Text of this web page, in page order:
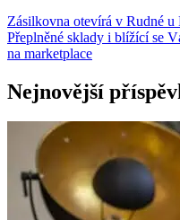
Zásilkovna otevírá v Rudné u
Přeplněné sklady i blížící se
na marketplace
Nejnovější